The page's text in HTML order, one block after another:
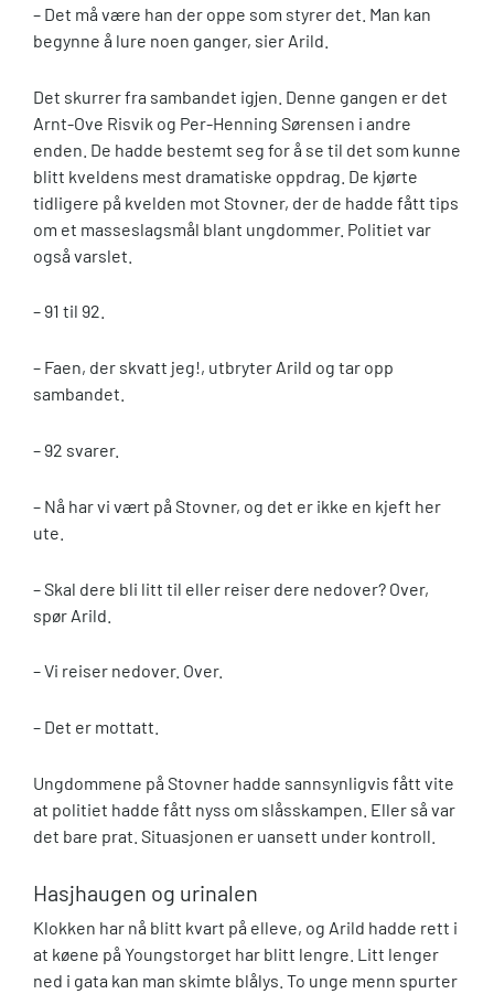
– Det må være han der oppe som styrer det. Man kan
begynne å lure noen ganger, sier Arild.
Det skurrer fra sambandet igjen. Denne gangen er det
Arnt-Ove Risvik og Per-Henning Sørensen i andre
enden. De hadde bestemt seg for å se til det som kunne
blitt kveldens mest dramatiske oppdrag. De kjørte
tidligere på kvelden mot Stovner, der de hadde fått tips
om et masseslagsmål blant ungdommer. Politiet var
også varslet.
– 91 til 92.
– Faen, der skvatt jeg!, utbryter Arild og tar opp
sambandet.
– 92 svarer.
– Nå har vi vært på Stovner, og det er ikke en kjeft her
ute.
– Skal dere bli litt til eller reiser dere nedover? Over,
spør Arild.
– Vi reiser nedover. Over.
– Det er mottatt.
Ungdommene på Stovner hadde sannsynligvis fått vite
at politiet hadde fått nyss om slåsskampen. Eller så var
det bare prat. Situasjonen er uansett under kontroll.
Hasjhaugen og urinalen
Klokken har nå blitt kvart på elleve, og Arild hadde rett i
at køene på Youngstorget har blitt lengre. Litt lenger
ned i gata kan man skimte blålys. To unge menn spurter